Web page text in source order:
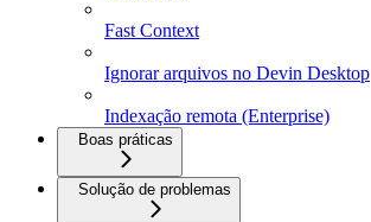
Fast Context
Ignorar arquivos no Devin Desktop
Indexação remota (Enterprise)
Boas práticas
Solução de problemas